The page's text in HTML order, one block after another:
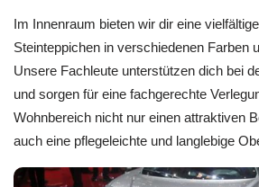
Im Innenraum bieten wir dir eine
Steinteppichen in verschiedenen Farben
Unsere Fachleute unterstützen dich bei
und sorgen für eine fachgerechte
Wohnbereich nicht nur einen attraktiven
auch eine pflegeleichte und langlebige